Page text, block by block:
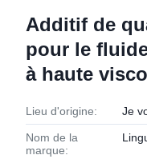
Additif de
pour le
à haute
Lieu d'origine: Je
Nom de la
marque: